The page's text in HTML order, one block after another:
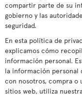
compartir parte de su
gobierno y las
seguridad.
En esta política de
explicamos cómo
información personal.
la información personal
con nosotros, compra o
sitios web, utiliza